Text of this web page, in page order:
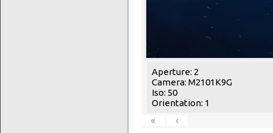
Aperture: 2
Camera: M2101K9G
Iso: 50
Orientation: 1
«
‹